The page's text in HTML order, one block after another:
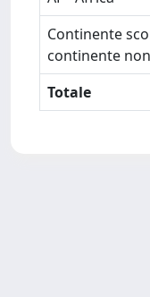
Continente
continente
Totale